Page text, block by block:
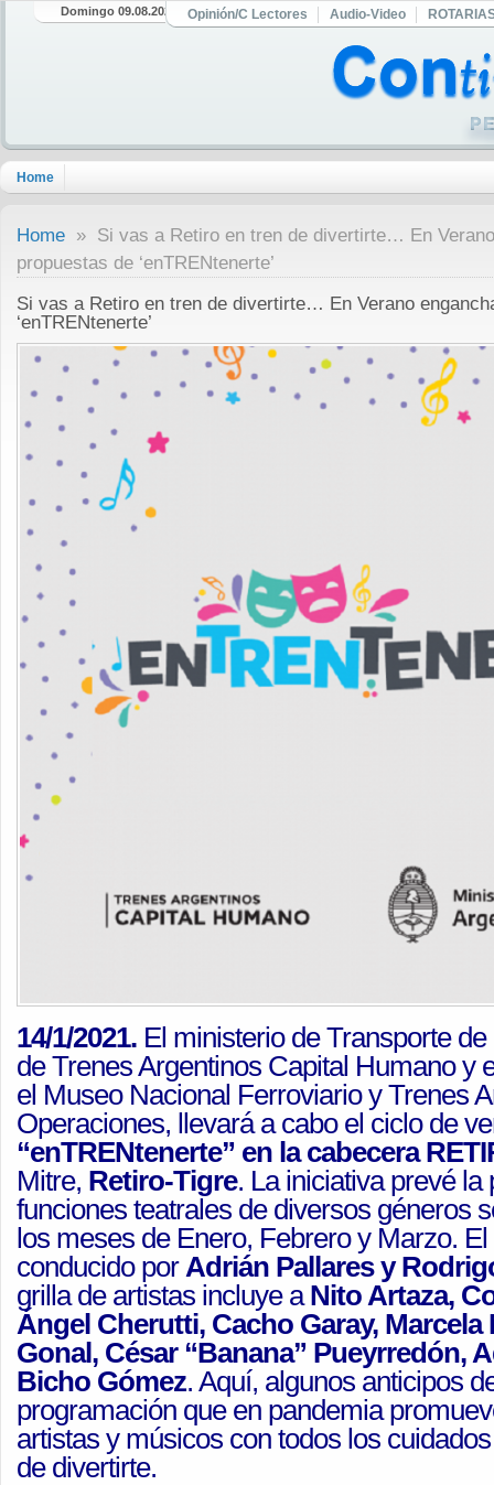
Domingo 09.08.2026 Opinión/C Lectores Audio-Video
Home
Home » Si vas a Retiro en tren de divertirte… En
propuestas de ‘enTRENtenerte’
Si vas a Retiro en tren de divertirte… En Verano
‘enTRENtenerte’
14/1/2021. El ministerio de Transporte
de Trenes Argentinos Capital Humano y
el Museo Nacional Ferroviario y Trenes
Operaciones, llevará a cabo el ciclo de
“enTRENtenerte” en la cabecera
Mitre, Retiro-Tigre. La iniciativa prevé la
funciones teatrales de diversos géneros
los meses de Enero, Febrero y Marzo.
conducido porAdrián Pallares y
grilla de artistas incluye aNito Artaza,
Ángel Cherutti, Cacho Garay, Marcela
Gonal, César “Banana” Pueyrredón,
Bicho Gómez. Aquí, algunos anticipos
programación que en pandemia
artistas y músicos con todos los
de divertirte.